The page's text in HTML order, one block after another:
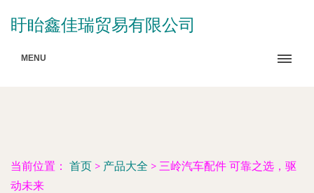
盱眙鑫佳瑞贸易有限公司
MENU
当前位置： 首页 > 产品大全 > 三岭汽车配件 可靠之选，驱
动未来